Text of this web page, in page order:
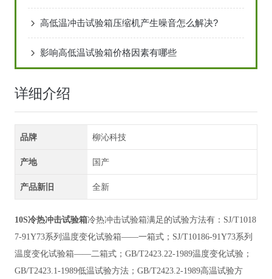
高低温冲击试验箱压缩机产生噪音怎么解决?
影响高低温试验箱价格因素有哪些
详细介绍
品牌 柳沁科技
产地 国产
产品新旧 全新
10S冷热冲击试验箱冷热冲击试验箱满足的试验方法有： SJ/T1018
7-91Y73系列温度变化试验箱——一箱式；SJ/T10186-91Y73系列
温度变化试验箱——二箱式；GB/T2423.22-1989温度变化试验；
GB/T2423.1-1989低温试验方法；GB/T2423.2-1989高温试验方